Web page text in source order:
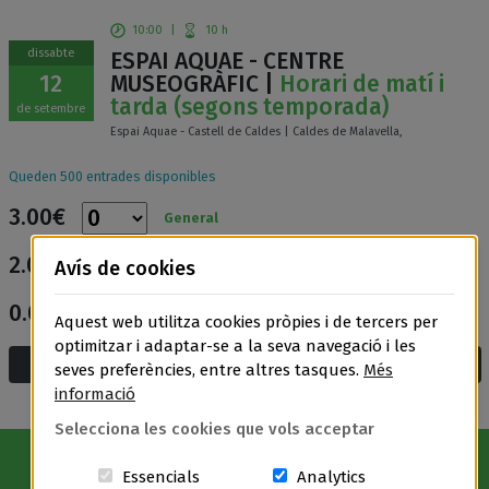
dissabte
12
de setembre
10:00 10 h
ESPAI AQUAE - CENTRE
MUSEOGRÀFIC | Horari de matí i
tarda (segons temporada)
Espai Aquae - Castell de Caldes | Caldes de Malavella,
Queden 500 entrades disponibles
3.00€ General
2.00€ Entrada reduïda
0.00€ Entrada gratuïta
Afegeix a la cistella i compra
Avís Legal|Política de privacitat|Política de cookies
Avís de cookies
Aquest web utilitza cookies pròpies i de tercers per
optimitzar i adaptar-se a la seva navegació i les
seves preferències, entre altres tasques. Més
informació
Selecciona les cookies que vols acceptar
Essencials Aquestes cookies són essencials
AnalyticsCookies related